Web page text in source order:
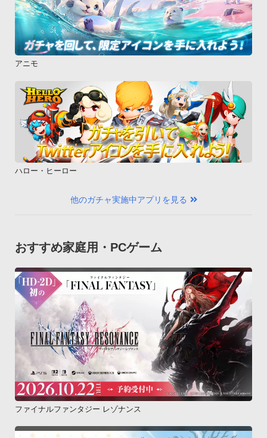
作保証は致しておりません。御了承ください。
お客様にはご迷惑をおかけいたしますが､なにとぞご理解い
ただきますようお願い申し上げます。©コーエーテクモゲーム
ス All rights reserved.
アニモ
ハロー・ヒーロー
他のガチャ実施中アプリを見る
おすすめ家庭用・PCゲーム
ファイナルファンタジー レゾナンス